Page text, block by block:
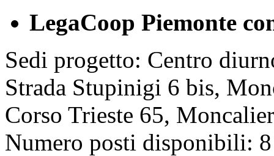
LegaCoop Piemonte
Sedi progetto: Centro
Strada Stupinigi 6 bis,
Corso Trieste 65,
Numero posti disponibili: